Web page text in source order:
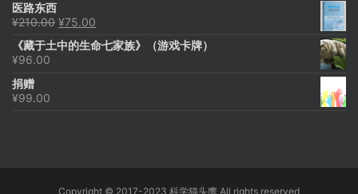
医路东西
¥210.00 原
为：
¥75.00
价
《藏于土中的生命七家族》（游戏卡牌）
¥96.00
捐赠
¥99.00
Copyright © 2017-2023 科学猫头鹰 All rights reserved